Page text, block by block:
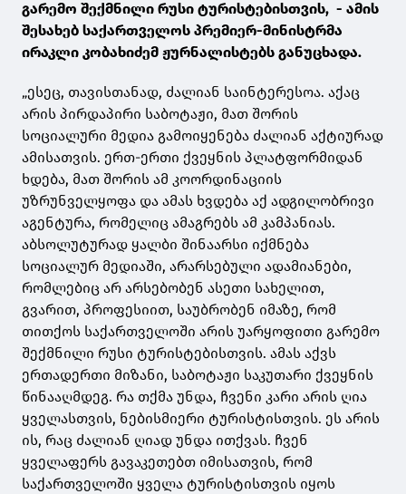
გარემო შექმნილი რუსი ტურისტებისთვის, - ამის
შესახებ საქართველოს პრემიერ-მინისტრმა
ირაკლი კობახიძემ ჟურნალისტებს განუცხადა.
„ესეც, თავისთანად, ძალიან საინტერესოა. აქაც
არის პირდაპირი საბოტაჟი, მათ შორის
სოციალური მედია გამოიყენება ძალიან აქტიურად
ამისათვის. ერთ-ერთი ქვეყნის პლატფორმიდან
ხდება, მათ შორის ამ კოორდინაციის
უზრუნველყოფა და ამას ხვდება აქ ადგილობრივი
აგენტურა, რომელიც ამაგრებს ამ კამპანიას.
აბსოლუტურად ყალბი შინაარსი იქმნება
სოციალურ მედიაში, არარსებული ადამიანები,
რომლებიც არ არსებობენ ასეთი სახელით,
გვარით, პროფესიით, საუბრობენ იმაზე, რომ
თითქოს საქართველოში არის უარყოფითი გარემო
შექმნილი რუსი ტურისტებისთვის. ამას აქვს
ერთადერთი მიზანი, საბოტაჟი საკუთარი ქვეყნის
წინააღმდეგ. რა თქმა უნდა, ჩვენი კარი არის ღია
ყველასთვის, ნებისმიერი ტურისტისთვის. ეს არის
ის, რაც ძალიან ღიად უნდა ითქვას. ჩვენ
ყველაფერს გავაკეთებთ იმისათვის, რომ
საქართველოში ყველა ტურისტისთვის იყოს